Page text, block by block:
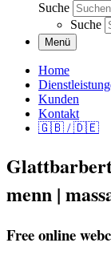
Suche
Suche
Menü
Home
Kunden
Kontakt
🇬🇧 / 🇩🇪
menn |
Free online